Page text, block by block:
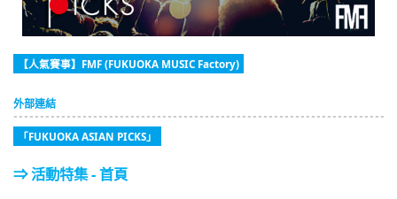
【人氣賽事】FMF (FUKUOKA MUSIC Factory)
外部連結
「FUKUOKA ASIAN PICKS」
⇒ 活動特集 - 首頁